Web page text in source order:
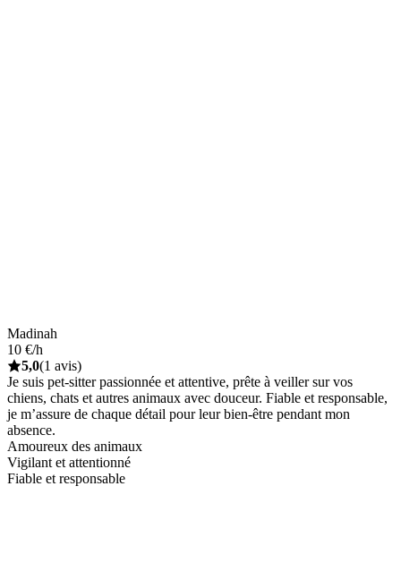
Madinah
10 €/h
5,0(1 avis)
Je suis pet-sitter passionnée et attentive, prête à veiller sur vos
chiens, chats et autres animaux avec douceur. Fiable et responsable,
je m’assure de chaque détail pour leur bien-être pendant mon
absence.
Amoureux des animaux
Vigilant et attentionné
Fiable et responsable